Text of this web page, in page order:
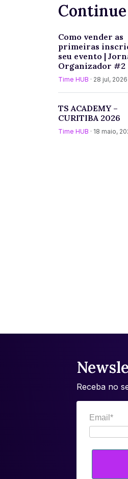
Como vender as
primeiras
seu evento |
Organizador #2
Time HUB · 28 jul, 2026
TS ACADEMY –
CURITIBA 2026
Time HUB · 18 maio,
Receba no
Email*